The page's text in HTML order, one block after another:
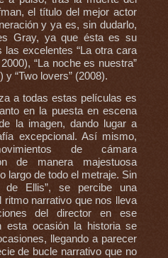
el título del mejor actor
y ya es, sin dudarlo,
Gray, ya que ésta es su
excelentes “La otra cara
“La noche es nuestra”
y “Two lovers” (2008).
a todas estas películas es
en la puesta en escena
la imagen, dando lugar a
excepcional. Así mismo,
de cámara
de manera majestuosa
largo de todo el metraje. Sin
de Ellis”, se percibe una
ritmo narrativo que nos lleva
del director en ese
esta ocasión la historia se
llegando a parecer
de bucle narrativo que no